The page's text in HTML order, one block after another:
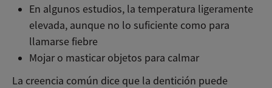
En algunos estudios, la temperatura ligeramente
elevada, aunque no lo suficiente como para
llamarse fiebre
Mojar o masticar objetos para calmar
La creencia común dice que la dentición puede